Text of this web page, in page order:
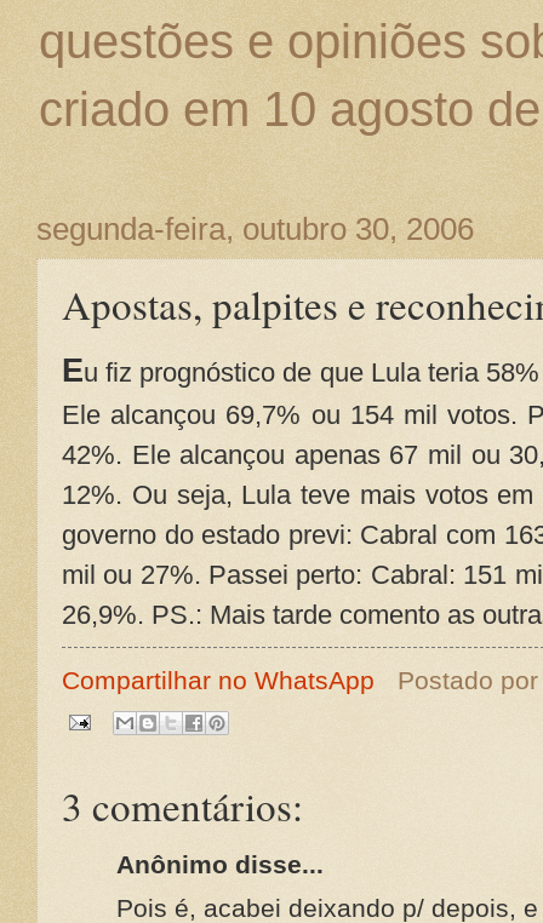
questões e opiniões
criado em 10 agosto
segunda-feira, outubro 30, 2006
Apostas, palpites e
Eu fiz prognóstico de que Lula teria
Ele alcançou 69,7% ou 154 mil votos.
42%. Ele alcançou apenas 67 mil ou
12%. Ou seja, Lula teve mais votos
governo do estado previ: Cabral com
mil ou 27%. Passei perto: Cabral: 151
26,9%. PS.: Mais tarde comento as
Compartilhar no WhatsApp Postado
3 comentários:
Anônimo disse...
Pois é, acabei deixando p/ depois,